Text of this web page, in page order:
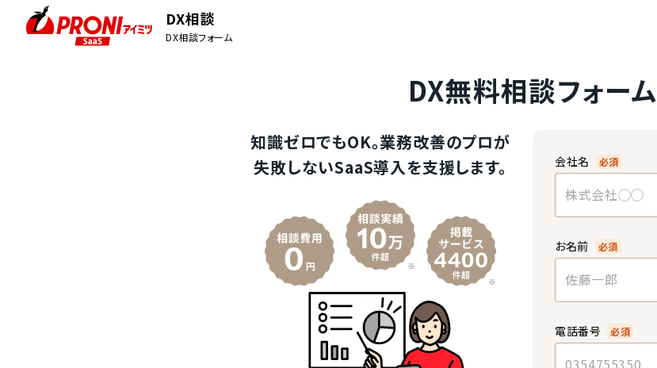
DX相談
DX相談フォーム
DX無料相談フォーム
知識ゼロでもOK。業務改善のプロが
失敗しないSaaS導入を支援します。
会社名 必須
お名前 必須
電話番号 必須